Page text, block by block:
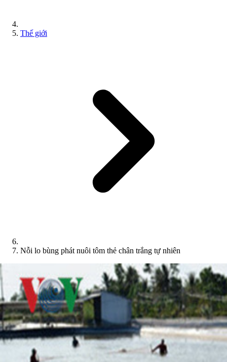
Thế giới
Nỗi lo bùng phát nuôi tôm thẻ chân trắng tự nhiên